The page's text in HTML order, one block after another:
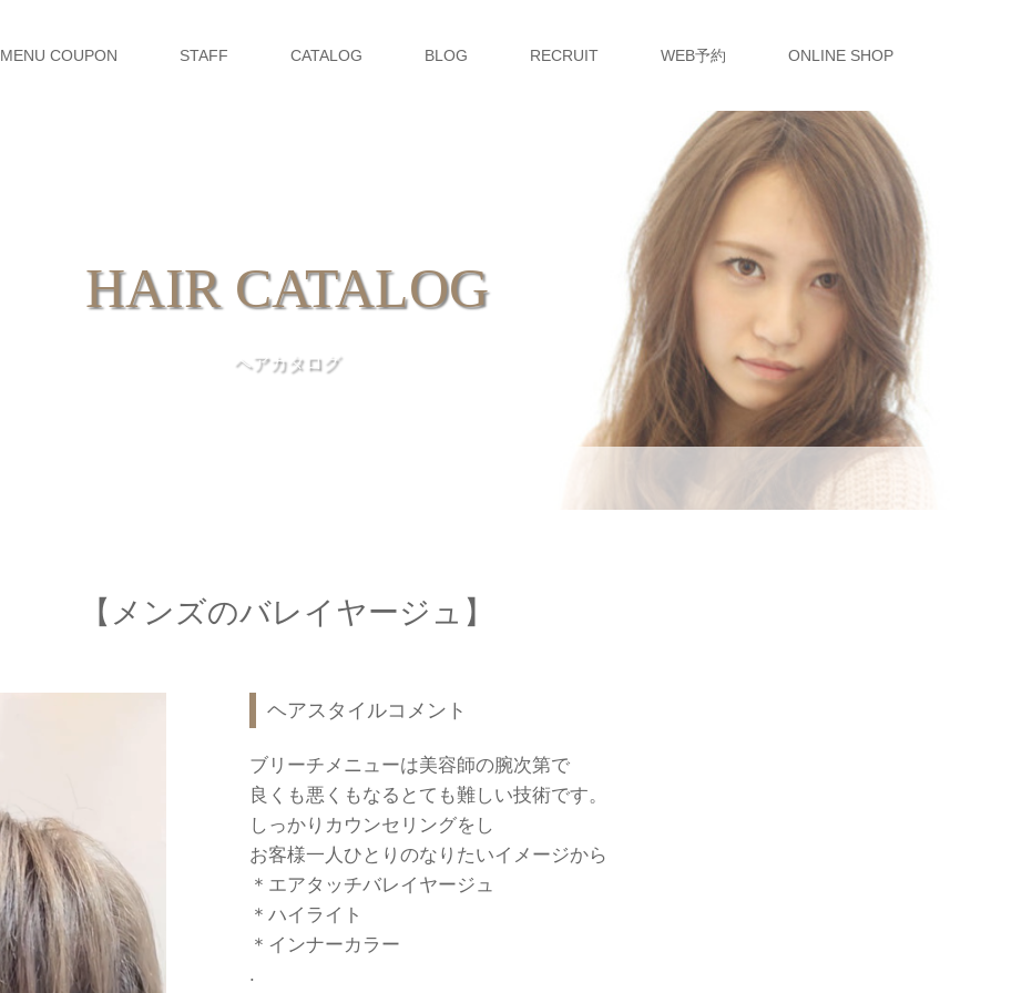
MENU COUPON STAFF CATALOG BLOG RECRUIT WEB予約 ONLINE SHOP
HAIR CATALOG
ヘアカタログ
【メンズのバレイヤージュ】
ヘアスタイルコメント
ブリーチメニューは美容師の腕次第で
良くも悪くもなるとても難しい技術です。
しっかりカウンセリングをし
お客様一人ひとりのなりたいイメージから
＊エアタッチバレイヤージュ
＊ハイライト
＊インナーカラー
.